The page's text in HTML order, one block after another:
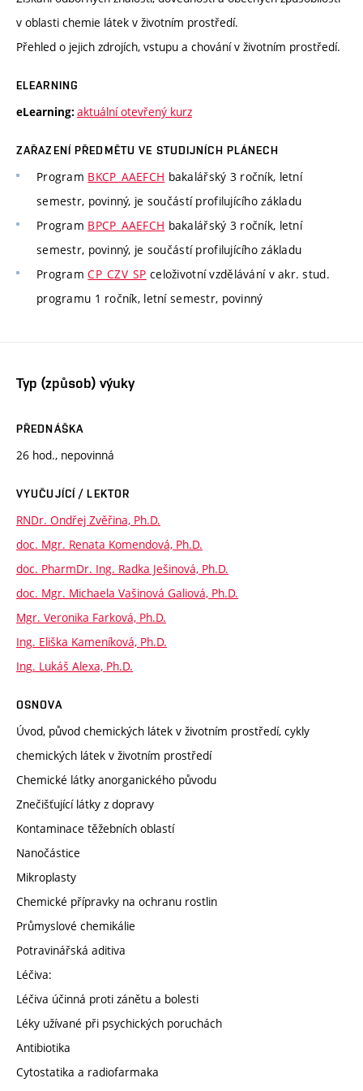
v oblasti chemie látek v životním prostředí.
Přehled o jejich zdrojích, vstupu a chování v životním prostředí.
ELEARNING
eLearning: aktuální otevřený kurz
ZAŘAZENÍ PŘEDMĚTU VE STUDIJNÍCH PLÁNECH
Program BKCP_AAEFCH bakalářský 3 ročník, letní
semestr, povinný, je součástí profilujícího základu
Program BPCP_AAEFCH bakalářský 3 ročník, letní
semestr, povinný, je součástí profilujícího základu
ProgramCP_CZV_SP celoživotní vzdělávání v akr. stud.
programu 1 ročník, letní semestr, povinný
Typ (způsob) výuky
PŘEDNÁŠKA
26 hod., nepovinná
VYUČUJÍCÍ / LEKTOR
RNDr. Ondřej Zvěřina, Ph.D.
doc. Mgr. Renata Komendová, Ph.D.
doc. PharmDr. Ing. Radka Ješinová, Ph.D.
doc. Mgr. Michaela Vašinová Galiová, Ph.D.
Mgr. Veronika Farková, Ph.D.
Ing. Eliška Kameníková, Ph.D.
Ing. Lukáš Alexa, Ph.D.
OSNOVA
Úvod, původ chemických látek v životním prostředí, cykly
chemických látek v životním prostředí
Chemické látky anorganického původu
Znečišťující látky z dopravy
Kontaminace těžebních oblastí
Nanočástice
Mikroplasty
Chemické přípravky na ochranu rostlin
Průmyslové chemikálie
Potravinářská aditiva
Léčiva:
Léčiva účinná proti zánětu a bolesti
Léky užívané při psychických poruchách
Antibiotika
Cytostatika a radiofarmaka